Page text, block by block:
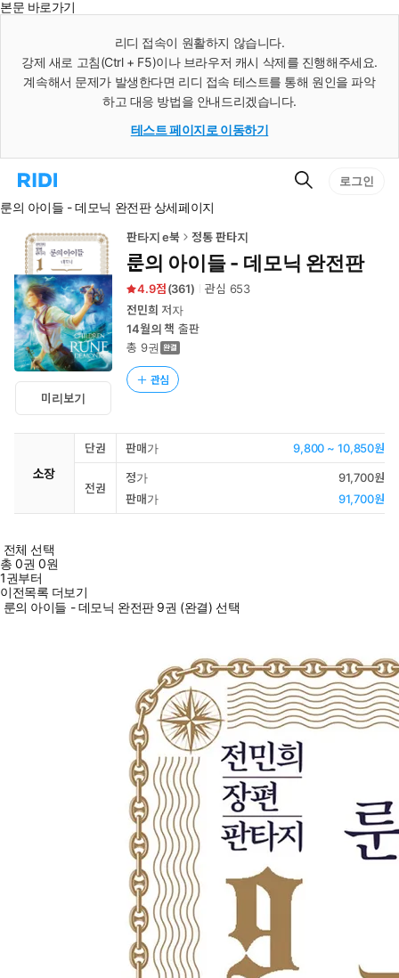
본문 바로가기
리디 접속이 원활하지 않습니다.
강제 새로 고침(Ctrl + F5)이나 브라우저 캐시 삭제를 진행해주세요.
계속해서 문제가 발생한다면 리디 접속 테스트를 통해 원인을 파악
하고 대응 방법을 안내드리겠습니다.
테스트 페이지로 이동하기
리
홈
로
이
동
검
로그인
룬의 아이들 - 데모닉 완전판 상세페이지
미리보기
판타지 e북 정통 판타지
룬의 아이들 - 데모닉 완전판
4.9 (361) 관심 653
전민희 저자
14월의 책 출판
총 9권
관심
소장
단권 판매가 9,800 ~ 10,850원
전권
정가
91,700원
판매가
91,700원
전체 선택
총0권 0원
1권부터
이전목록 더보기
룬의 아이들 - 데모닉 완전판 9권 (완결) 선택